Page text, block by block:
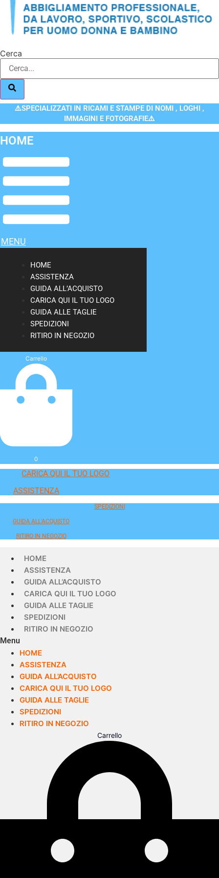
Cerca
⚠️SPECIALIZZATI IN RICAMI E STAMPE DI NOMI , LOGHI ,
IMMAGINI E FOTOGRAFIE⚠️
HOME
Flyout
Menu
MENU
HOME
ASSISTENZA
GUIDA ALL’ACQUISTO
CARICA QUI IL TUO LOGO
GUIDA ALLE TAGLIE
SPEDIZIONI
RITIRO IN NEGOZIO
Carrello
0
CARICA QUI IL TUO LOGO
ASSISTENZA
SPEDIZIONI
GUIDA ALL'ACQUISTO
RITIRO IN NEGOZIO
HOME
ASSISTENZA
GUIDA ALL’ACQUISTO
CARICA QUI IL TUO LOGO
GUIDA ALLE TAGLIE
SPEDIZIONI
RITIRO IN NEGOZIO
Menu
HOME
ASSISTENZA
GUIDA ALL’ACQUISTO
CARICA QUI IL TUO LOGO
GUIDA ALLE TAGLIE
SPEDIZIONI
RITIRO IN NEGOZIO
Carrello